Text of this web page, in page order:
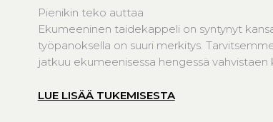
Pienikin teko auttaa
Ekumeeninen taidekappeli on syntynyt
työpanoksella on suuri merkitys.
jatkuu ekumeenisessa hengessä vahvistaen
LUE LISÄÄ TUKEMISESTA